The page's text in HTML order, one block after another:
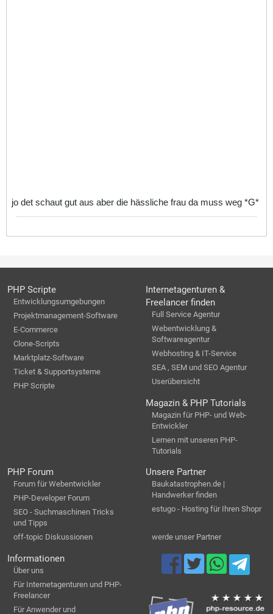
jo det schaut gut aus aber die hässliche frau da muss weg *G*
PHP Scripte
Entwicklungsumgebungen
Projektmanagement-Software
E-Commerce
Clone-Scripts
Marktplatz-Software
Ticket & Supportsysteme
PHP Scripte
Internetagenturen &
Freelancer finden
Full Service Agentur
Webentwicklung &
Softwareagentur
Webhosting & IT-Service
SEA , SEM und SEO Agentur
Userübersicht
Magazin & PHP Tutorials
Magazin für PHP- und Web-
Entwickler
Lernen mit unseren PHP-
Tutorials
PHP Forum
Forum für Webentwickler
PHP-Developer Forum
SEO - Suchmaschinen Tricks
und Tipps
off-topic Diskussionen
Unsere Partner
Baukatastrophen.de |
Handwerker finden
estugo - Hosting für Ihren Shopr
werde unser Partner
Informationen
Über uns
Für Internetagenturen und PHP-
Freelancer
Für Anwender und